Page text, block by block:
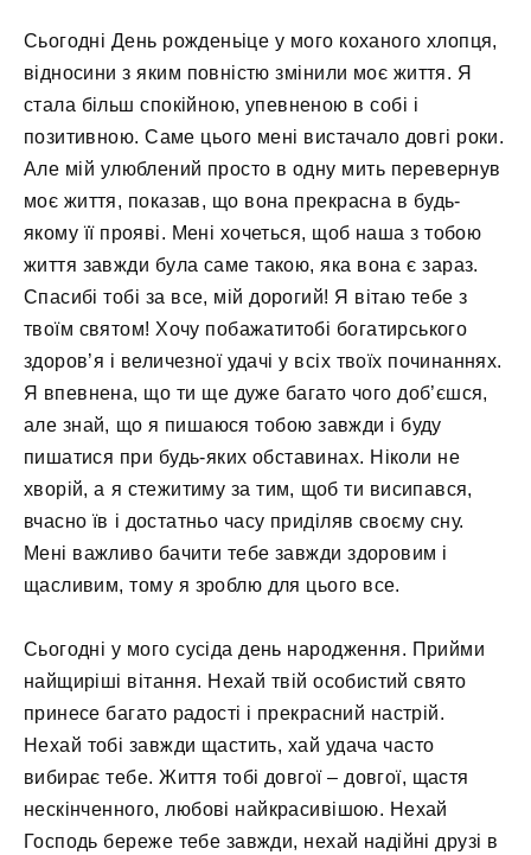
Сьогодні День рожденьіце у мого коханого хлопця,
відносини з яким повністю змінили моє життя. Я
стала більш спокійною, упевненою в собі і
позитивною. Саме цього мені вистачало довгі роки.
Але мій улюблений просто в одну мить перевернув
моє життя, показав, що вона прекрасна в будь-
якому її прояві. Мені хочеться, щоб наша з тобою
життя завжди була саме такою, яка вона є зараз.
Спасибі тобі за все, мій дорогий! Я вітаю тебе з
твоїм святом! Хочу побажатитобі богатирського
здоров’я і величезної удачі у всіх твоїх починаннях.
Я впевнена, що ти ще дуже багато чого доб’єшся,
але знай, що я пишаюся тобою завжди і буду
пишатися при будь-яких обставинах. Ніколи не
хворій, а я стежитиму за тим, щоб ти висипався,
вчасно їв і достатньо часу приділяв своєму сну.
Мені важливо бачити тебе завжди здоровим і
щасливим, тому я зроблю для цього все.
Сьогодні у мого сусіда день народження. Прийми
найщиріші вітання. Нехай твій особистий свято
принесе багато радості і прекрасний настрій.
Нехай тобі завжди щастить, хай удача часто
вибирає тебе. Життя тобі довгої – довгої, щастя
нескінченного, любові найкрасивішою. Нехай
Господь береже тебе завжди, нехай надійні друзі в